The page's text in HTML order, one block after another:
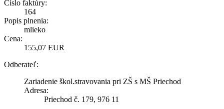
Číslo faktúry:
164
Popis plnenia:
mlieko
Cena:
155,07 EUR
Odberateľ:
Zariadenie škol.stravovania pri ZŠ s MŠ Priechod
Adresa:
Priechod č. 179, 976 11